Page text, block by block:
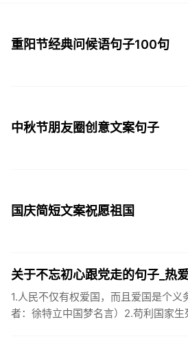
重阳节经典问候语句子100句
中秋节朋友圈创意文案句子
国庆简短文案祝愿祖国
关于不忘初心跟党走的句子_热
1.人民不仅有权爱国，而且爱国是个义
者：徐特立中国梦名言）2.苟利国家